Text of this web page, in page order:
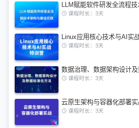
LLM赋能软件研发全流程
课程时长：3天
Linux应用核心技术与AI实
课程时长：3天
数据治理、数据架构设计
课程时长：3天
云原生架构与容器化部署
课程时长：3天